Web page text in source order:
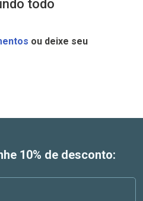
todo
ou deixe seu
10% de desconto: